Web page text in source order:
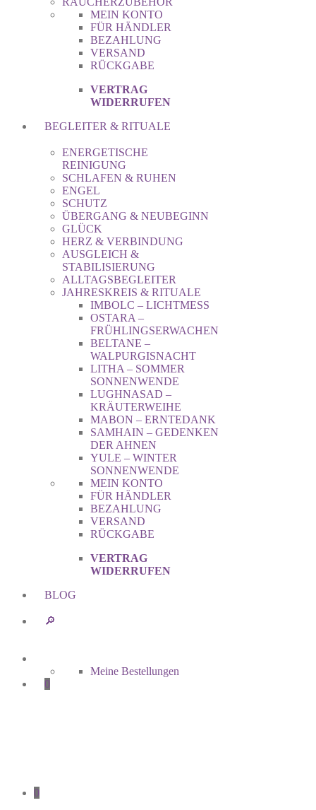
MEIN KONTO
FÜR HÄNDLER
BEZAHLUNG
VERSAND
RÜCKGABE
VERTRAG
WIDERRUFEN
BEGLEITER & RITUALE
ENERGETISCHE
REINIGUNG
SCHLAFEN & RUHEN
ENGEL
SCHUTZ
ÜBERGANG & NEUBEGINN
GLÜCK
HERZ & VERBINDUNG
AUSGLEICH &
STABILISIERUNG
ALLTAGSBEGLEITER
JAHRESKREIS & RITUALE
IMBOLC – LICHTMESS
OSTARA –
FRÜHLINGSERWACHEN
BELTANE –
WALPURGISNACHT
LITHA – SOMMER
SONNENWENDE
LUGHNASAD –
KRÄUTERWEIHE
MABON – ERNTEDANK
SAMHAIN – GEDENKEN
DER AHNEN
YULE – WINTER
SONNENWENDE
MEIN KONTO
FÜR HÄNDLER
BEZAHLUNG
VERSAND
RÜCKGABE
VERTRAG
WIDERRUFEN
BLOG
🔎︎
Meine Bestellungen
0
0